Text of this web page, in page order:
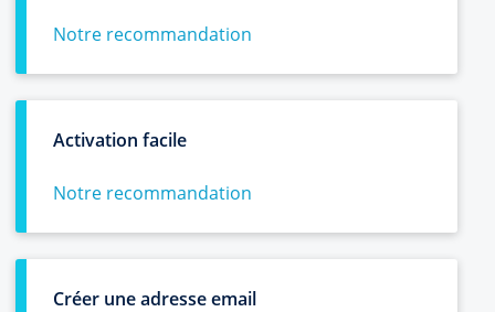
Notre recommandation
Activation facile
Notre recommandation
Créer une adresse email